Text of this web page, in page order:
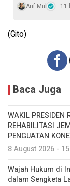
Arif Mul 11
(Gito)
Baca Juga
WAKIL PRESIDEN
REHABILITASI
PENGUATAN
8 August 2026 -
Wajah Hukum di
dalam Sengketa